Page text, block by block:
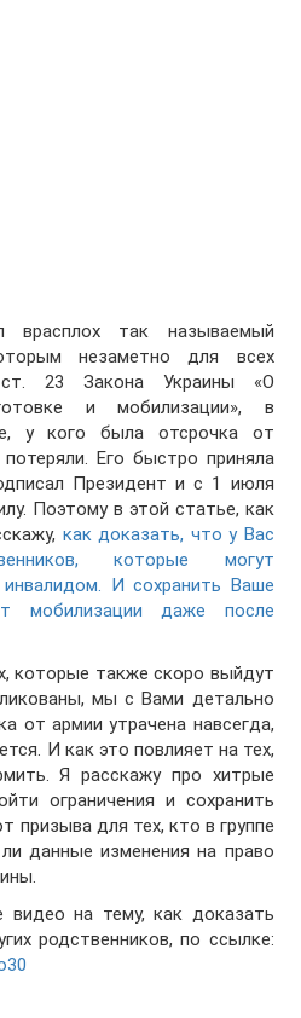
врасплох так называемый
незаметно для всех
23 Закона Украины «О
и мобилизации», в
у кого была отсрочка от
Его быстро приняла
Президент и с 1 июля
Поэтому в этой статье, как
как доказать, что у Вас
которые могут
И сохранить Ваше
мобилизации даже после
которые также скоро выйдут
мы с Вами детально
от армии утрачена навсегда,
И как это повлияет на тех,
Я расскажу про хитрые
ограничения и сохранить
призыва для тех, кто в группе
данные изменения на право
на тему, как доказать
родственников, по ссылке: